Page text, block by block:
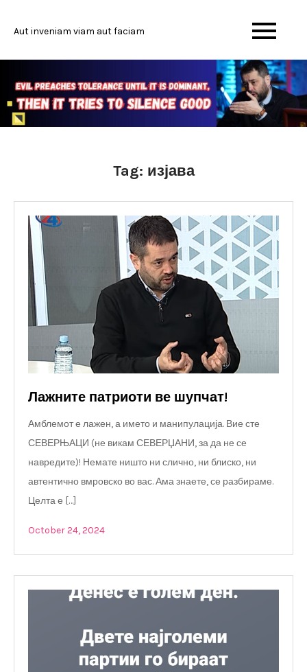
Aut inveniam viam aut faciam
Tag: изјава
Лажните патриоти ве шупчат!
Амблемот е лажен, а името и манипулација. Вие сте
СЕВЕРЊАЦИ (не викам СЕВЕРЏАНИ, за да не се
навредите)! Немате ништо ни слично, ни блиско, ни
автентично вмровско во вас. Ама знаете, се разбираме.
Целта е […]
October 24, 2024